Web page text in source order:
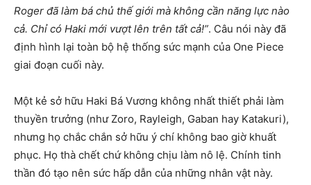
Roger đã làm bá chủ thế giới mà không cần năng lực nào
cả. Chỉ có Haki mới vượt lên trên tất cả!”. Câu nói này đã
định hình lại toàn bộ hệ thống sức mạnh của One Piece
giai đoạn cuối này.
Một kẻ sở hữu Haki Bá Vương không nhất thiết phải làm
thuyền trưởng (như Zoro, Rayleigh, Gaban hay Katakuri),
nhưng họ chắc chắn sở hữu ý chí không bao giờ khuất
phục. Họ thà chết chứ không chịu làm nô lệ. Chính tinh
thần đó tạo nên sức hấp dẫn của những nhân vật này.